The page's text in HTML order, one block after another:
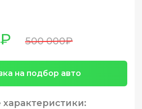
500 000₽
на подбор авто